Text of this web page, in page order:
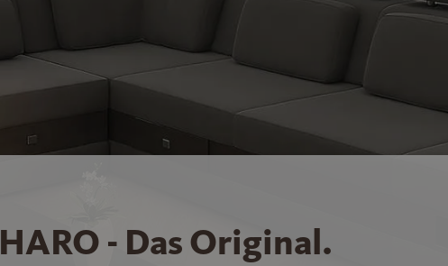
HARO - Das Original.